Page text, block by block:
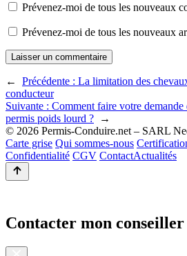
Prévenez-moi de tous les nouveaux
Prévenez-moi de tous les nouveaux
← Précédente : La limitation des
conducteur
Suivante : Comment faire votre
permis poids lourd ?
→
© 2026 Permis-Conduire.net – SARL
Carte grise Qui sommes-nous
Confidentialité CGV ContactActualités
Contacter mon conseiller